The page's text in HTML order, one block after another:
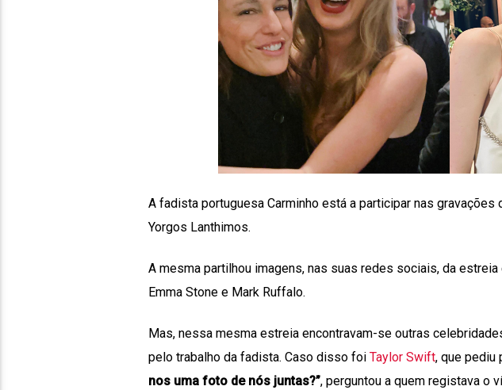
A fadista portuguesa Carminho está a participar nas gravações
Yorgos Lanthimos.
A mesma partilhou imagens, nas suas redes sociais, da
Emma Stone e Mark Ruffalo.
Mas, nessa mesma estreia encontravam-se outras
pelo trabalho da fadista. Caso disso foi Taylor Swift, que pediu
nos uma foto de nós juntas?”, perguntou a quem registava o